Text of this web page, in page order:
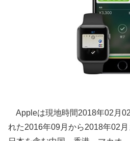
Appleは現地時間2018年02月
れた2016年09月から2018年02月